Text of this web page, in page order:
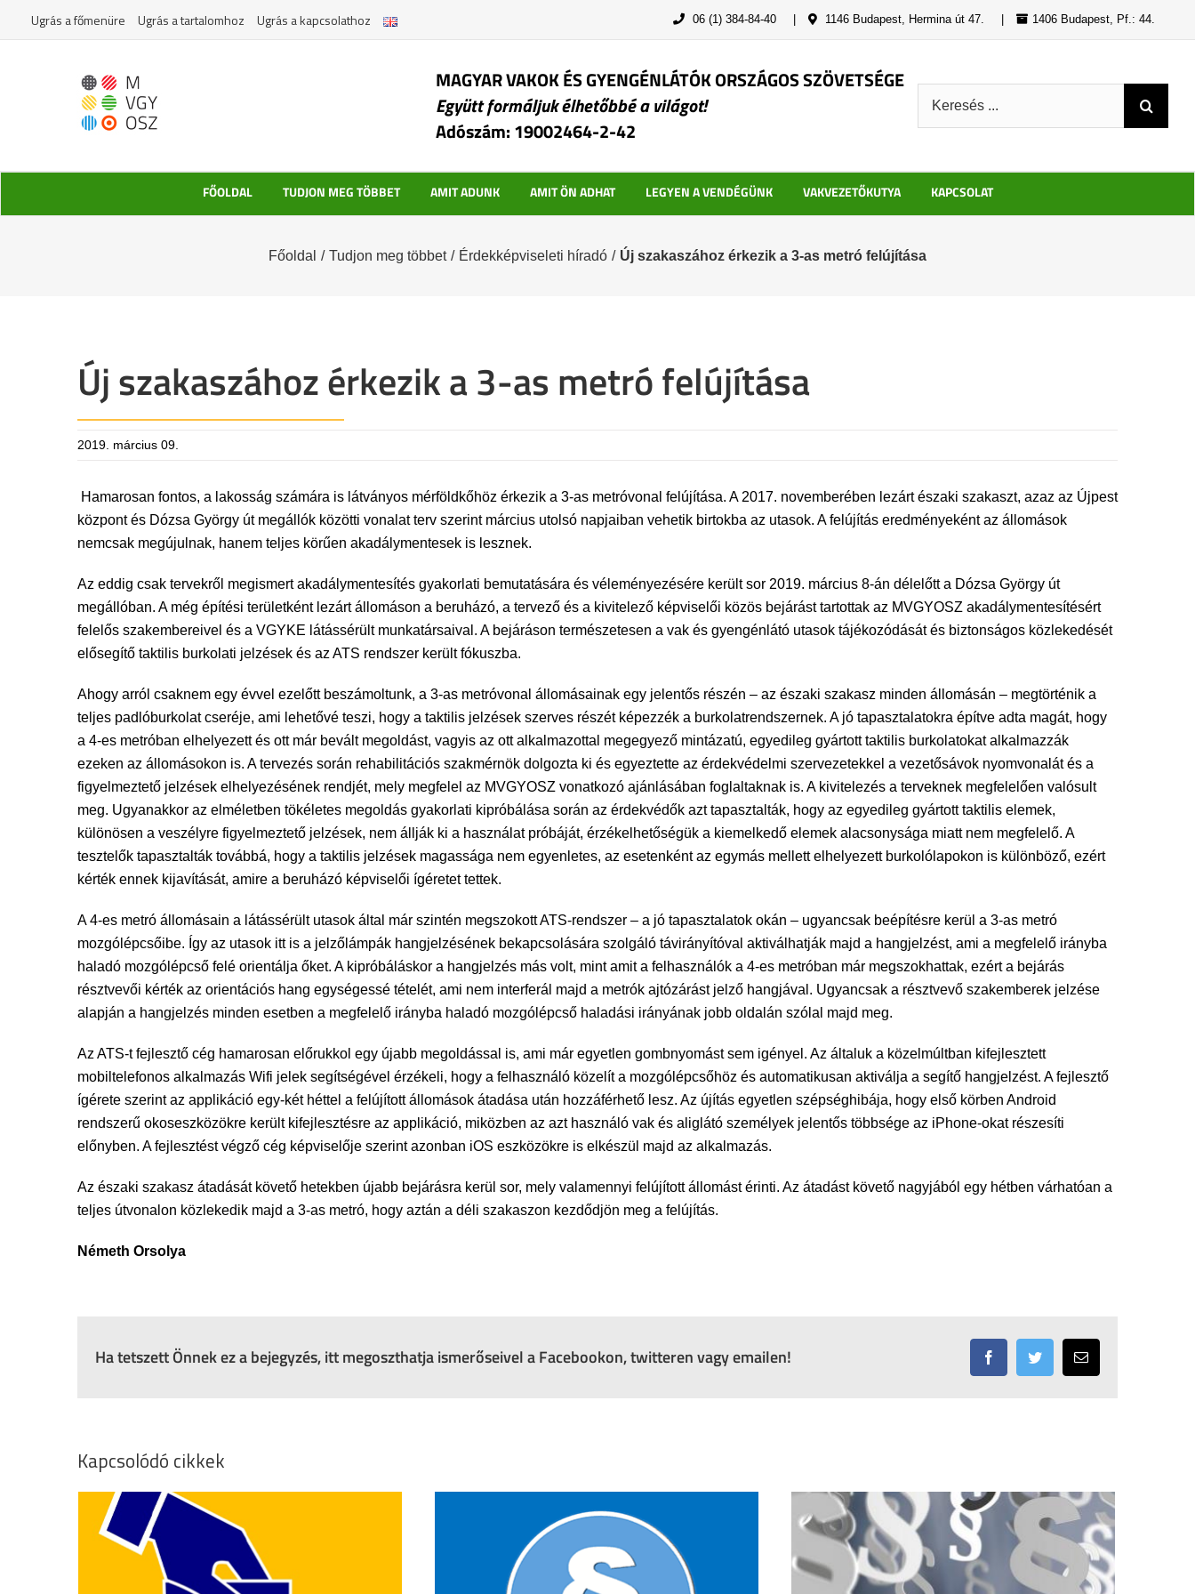
Ugrás a főmenüre Ugrás a tartalomhoz Ugrás a kapcsolathoz 06 (1) 384-84-40 1146 Budapest, Hermina út 47. 1406 Budapest, Pf.: 44.
MAGYAR VAKOK ÉS GYENGÉNLÁTÓK ORSZÁGOS SZÖVETSÉGE
Együtt formáljuk élhetőbbé a világot!
Adószám: 19002464-2-42
FŐOLDAL TUDJON MEG TÖBBET AMIT ADUNK AMIT ÖN ADHAT LEGYEN A VENDÉGÜNK VAKVEZETŐKUTYA KAPCSOLAT
Főoldal / Tudjon meg többet / Érdekképviseleti híradó / Új szakaszához érkezik a 3-as metró felújítása
Új szakaszához érkezik a 3-as metró felújítása
2019. március 09.
Hamarosan fontos, a lakosság számára is látványos mérföldkőhöz érkezik a 3-as metróvonal felújítása. A 2017. novemberében lezárt északi szakaszt, azaz az Újpest
központ és Dózsa György út megállók közötti vonalat terv szerint március utolsó napjaiban vehetik birtokba az utasok. A felújítás eredményeként az állomások
nemcsak megújulnak, hanem teljes körűen akadálymentesek is lesznek.
Az eddig csak tervekről megismert akadálymentesítés gyakorlati bemutatására és véleményezésére került sor 2019. március 8-án délelőtt a Dózsa György út
megállóban. A még építési területként lezárt állomáson a beruházó, a tervező és a kivitelező képviselői közös bejárást tartottak az MVGYOSZ akadálymentesítésért
felelős szakembereivel és a VGYKE látássérült munkatársaival. A bejáráson természetesen a vak és gyengénlátó utasok tájékozódását és biztonságos közlekedését
elősegítő taktilis burkolati jelzések és az ATS rendszer került fókuszba.
Ahogy arról csaknem egy évvel ezelőtt beszámoltunk, a 3-as metróvonal állomásainak egy jelentős részén – az északi szakasz minden állomásán – megtörténik a
teljes padlóburkolat cseréje, ami lehetővé teszi, hogy a taktilis jelzések szerves részét képezzék a burkolatrendszernek. A jó tapasztalatokra építve adta magát, hogy
a 4-es metróban elhelyezett és ott már bevált megoldást, vagyis az ott alkalmazottal megegyező mintázatú, egyedileg gyártott taktilis burkolatokat alkalmazzák
ezeken az állomásokon is. A tervezés során rehabilitációs szakmérnök dolgozta ki és egyeztette az érdekvédelmi szervezetekkel a vezetősávok nyomvonalát és a
figyelmeztető jelzések elhelyezésének rendjét, mely megfelel az MVGYOSZ vonatkozó ajánlásában foglaltaknak is. A kivitelezés a terveknek megfelelően valósult
meg. Ugyanakkor az elméletben tökéletes megoldás gyakorlati kipróbálása során az érdekvédők azt tapasztalták, hogy az egyedileg gyártott taktilis elemek,
különösen a veszélyre figyelmeztető jelzések, nem állják ki a használat próbáját, érzékelhetőségük a kiemelkedő elemek alacsonysága miatt nem megfelelő. A
tesztelők tapasztalták továbbá, hogy a taktilis jelzések magassága nem egyenletes, az esetenként az egymás mellett elhelyezett burkolólapokon is különböző, ezért
kérték ennek kijavítását, amire a beruházó képviselői ígéretet tettek.
A 4-es metró állomásain a látássérült utasok által már szintén megszokott ATS-rendszer – a jó tapasztalatok okán – ugyancsak beépítésre kerül a 3-as metró
mozgólépcsőibe. Így az utasok itt is a jelzőlámpák hangjelzésének bekapcsolására szolgáló távirányítóval aktiválhatják majd a hangjelzést, ami a megfelelő irányba
haladó mozgólépcső felé orientálja őket. A kipróbáláskor a hangjelzés más volt, mint amit a felhasználók a 4-es metróban már megszokhattak, ezért a bejárás
résztvevői kérték az orientációs hang egységessé tételét, ami nem interferál majd a metrók ajtózárást jelző hangjával. Ugyancsak a résztvevő szakemberek jelzése
alapján a hangjelzés minden esetben a megfelelő irányba haladó mozgólépcső haladási irányának jobb oldalán szólal majd meg.
Az ATS-t fejlesztő cég hamarosan előrukkol egy újabb megoldással is, ami már egyetlen gombnyomást sem igényel. Az általuk a közelmúltban kifejlesztett
mobiltelefonos alkalmazás Wifi jelek segítségével érzékeli, hogy a felhasználó közelít a mozgólépcsőhöz és automatikusan aktiválja a segítő hangjelzést. A fejlesztő
ígérete szerint az applikáció egy-két héttel a felújított állomások átadása után hozzáférhető lesz. Az újítás egyetlen szépséghibája, hogy első körben Android
rendszerű okoseszközökre került kifejlesztésre az applikáció, miközben az azt használó vak és aliglátó személyek jelentős többsége az iPhone-okat részesíti
előnyben. A fejlesztést végző cég képviselője szerint azonban iOS eszközökre is elkészül majd az alkalmazás.
Az északi szakasz átadását követő hetekben újabb bejárásra kerül sor, mely valamennyi felújított állomást érinti. Az átadást követő nagyjából egy hétben várhatóan a
teljes útvonalon közlekedik majd a 3-as metró, hogy aztán a déli szakaszon kezdődjön meg a felújítás.
Németh Orsolya
Ha tetszett Önnek ez a bejegyzés, itt megoszthatja ismerőseivel a Facebookon, twitteren vagy emailen! FacebookTwitter Email:
Kapcsolódó cikkek